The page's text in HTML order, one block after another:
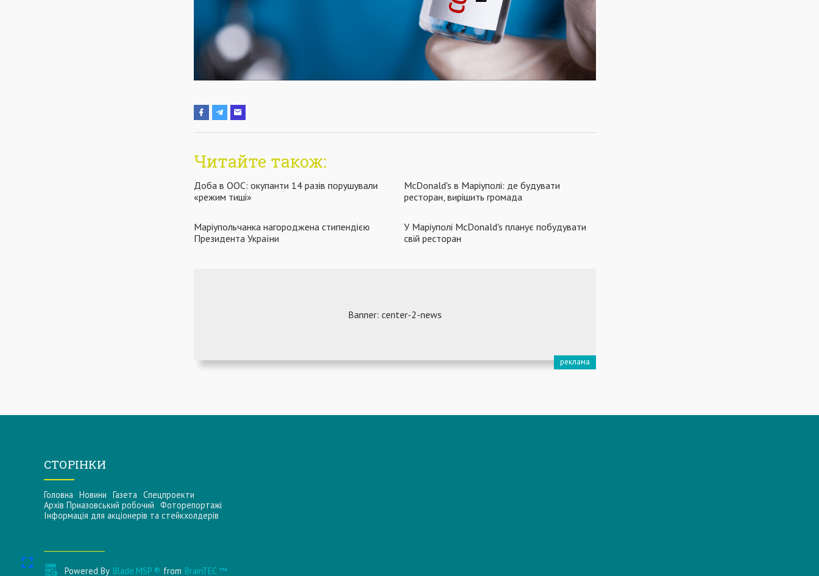
Читайте також:
Доба в ООС: окупанти 14 разів порушували
«режим тиші»
McDonald's в Маріуполі: де будувати
ресторан, вирішить громада
Маріупольчанка нагороджена стипендією
Президента України
У Маріуполі McDonald's планує побудувати
свій ресторан
СТОРІНКИ
Головна Новини Газета Спецпроекти
Архів Приазовський робочий Фоторепортажі
Інформацiя для акцiонерiв та стейкхолдерiв
Powered By Blade.MSP ® from BrainTEC ™